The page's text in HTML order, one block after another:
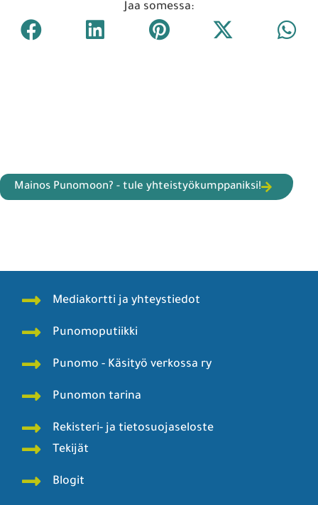
Jaa somessa:
Mainos Punomoon? - tule yhteistyökumppaniksi!
Mediakortti ja yhteystiedot
Punomoputiikki
Punomo - Käsityö verkossa ry
Punomon tarina
Rekisteri- ja tietosuojaseloste
Tekijät
Blogit